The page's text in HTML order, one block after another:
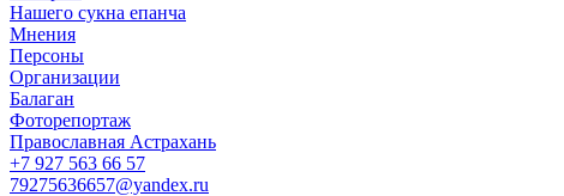
Нашего сукна епанча
Мнения
Персоны
Организации
Балаган
Фоторепортаж
Православная Астрахань
+7 927 563 66 57
79275636657@yandex.ru